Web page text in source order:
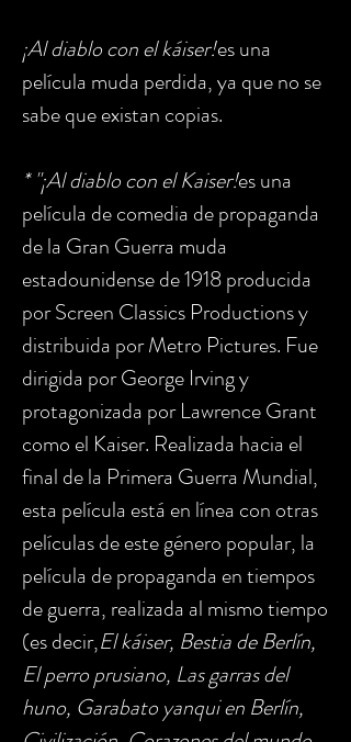
¡Al diablo con el káiser!es una
película muda perdida, ya que no se
sabe que existan copias.
* "¡Al diablo con el Kaiser!es una
película de comedia de propaganda
de la Gran Guerra muda
estadounidense de 1918 producida
por Screen Classics Productions y
distribuida por Metro Pictures. Fue
dirigida por George Irving y
protagonizada por Lawrence Grant
como el Kaiser. Realizada hacia el
final de la Primera Guerra Mundial,
esta película está en línea con otras
películas de este género popular, la
película de propaganda en tiempos
de guerra, realizada al mismo tiempo
(es decir,El káiser, Bestia de Berlín,
El perro prusiano, Las garras del
huno, Garabato yanqui en Berlín,